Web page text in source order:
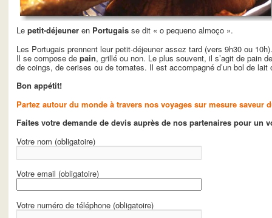
Le petit-déjeuner en Portugais se dit « o pequeno almoço ».
Les Portugais prennent leur petit-déjeuner assez tard (vers 9h30 ou 10h).
Il se compose de pain, grillé ou non. Le plus souvent, il s’agit de pain
de coings, de cerises ou de tomates. Il est accompagné d’un bol de
Bon appétit!
Partez autour du monde à travers nos voyages sur mesure saveur
Faites votre demande de devis auprès de nos partenaires pour un
Votre nom (obligatoire)
Votre email (obligatoire)
Votre numéro de téléphone (obligatoire)